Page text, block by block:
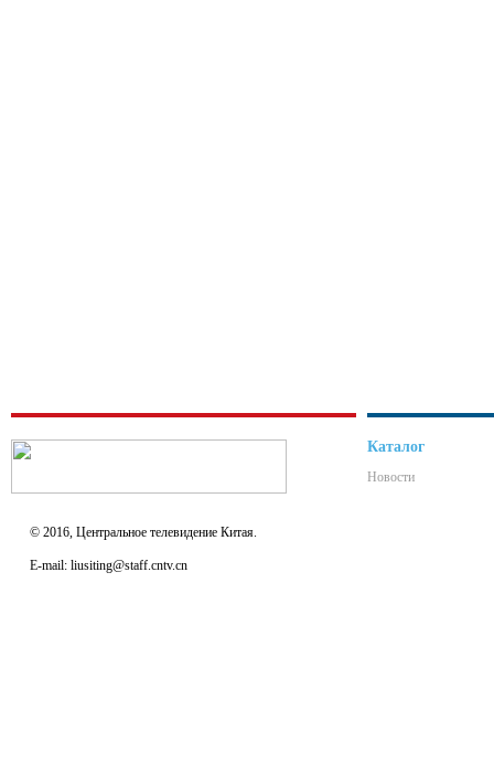
© 2016, Центральное телевидение Китая.
E-mail: liusiting@staff.cntv.cn
Каталог
Новости